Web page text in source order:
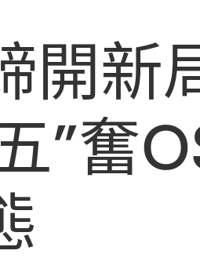
開新
”奮